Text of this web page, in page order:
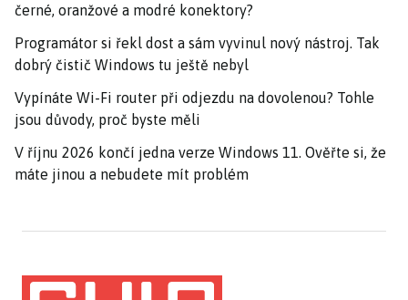
černé, oranžové a modré konektory?
Programátor si řekl dost a sám vyvinul nový nástroj. Tak
dobrý čistič Windows tu ještě nebyl
Vypínáte Wi-Fi router při odjezdu na dovolenou? Tohle
jsou důvody, proč byste měli
V říjnu 2026 končí jedna verze Windows 11. Ověřte si, že
máte jinou a nebudete mít problém